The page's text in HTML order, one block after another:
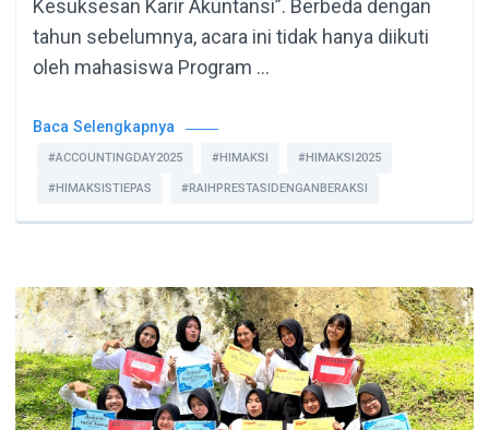
Kesuksesan Karir Akuntansi”. Berbeda dengan
tahun sebelumnya, acara ini tidak hanya diikuti
oleh mahasiswa Program …
Baca Selengkapnya
#ACCOUNTINGDAY2025 #HIMAKSI #HIMAKSI2025
#HIMAKSISTIEPAS #RAIHPRESTASIDENGANBERAKSI